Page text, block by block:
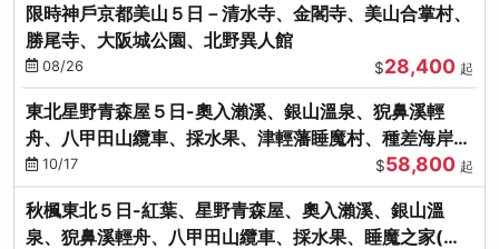
限時神戶京都美山５日－清水寺、金閣寺、美山合掌村、
勝尾寺、大阪城公園、北野異人館
08/26 $28,400 起
東北星野青森屋５日-奧入瀨溪、銀山溫泉、猊鼻溪輕
舟、八甲田山纜車、採水果、津輕藩睡魔村、種差海岸
(不進免稅店)
10/17 $58,800 起
秋楓東北５日-紅葉、星野青森屋、奧入瀨溪、銀山溫
泉、猊鼻溪輕舟、八甲田山纜車、採水果、睡魔之家(不